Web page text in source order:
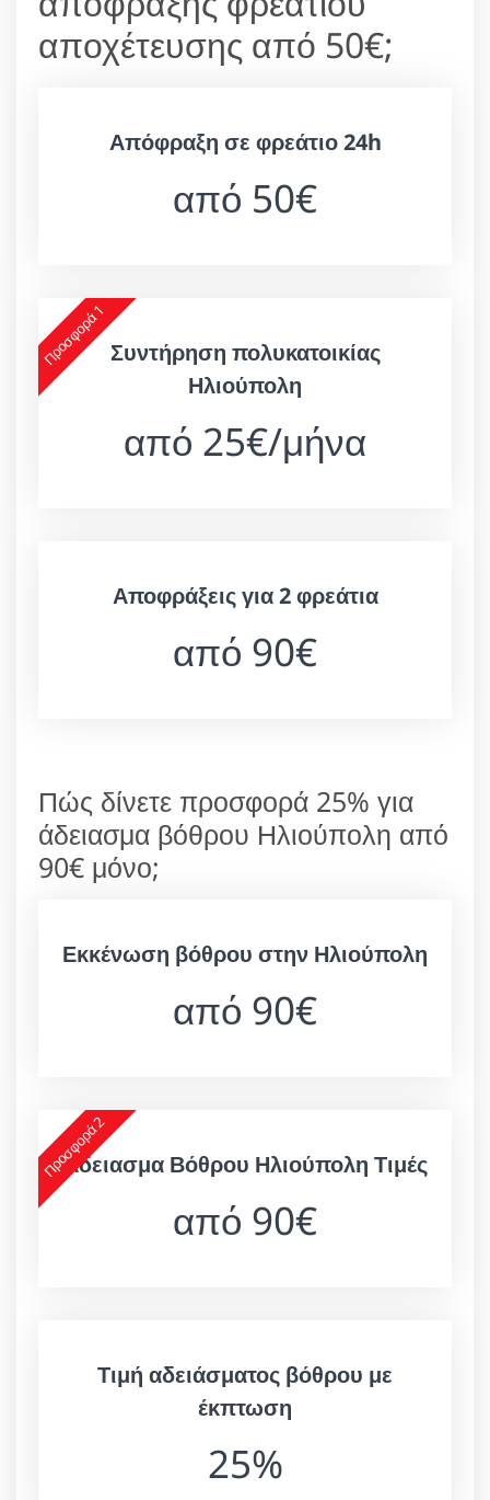
αποχέτευσης από 50€;
Απόφραξη σε φρεάτιο 24h
από 50€
Προσφορά 1Συντήρηση πολυκατοικίας
Ηλιούπολη
από 25€/μήνα
Αποφράξεις για 2 φρεάτια
από 90€
Πώς δίνετε προσφορά 25% για
άδειασμα βόθρου Ηλιούπολη από
90€ μόνο;
Εκκένωση βόθρου στην Ηλιούπολη
από 90€
Προσφορά 2
Άδειασμα Βόθρου Ηλιούπολη Τιμές
από 90€
Τιμή αδειάσματος βόθρου με
έκπτωση
25%